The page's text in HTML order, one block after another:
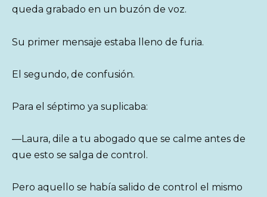
queda grabado en un buzón de voz.
Su primer mensaje estaba lleno de furia.
El segundo, de confusión.
Para el séptimo ya suplicaba:
—Laura, dile a tu abogado que se calme antes de
que esto se salga de control.
Pero aquello se había salido de control el mismo